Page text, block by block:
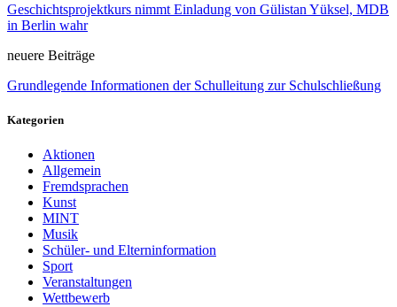
Geschichtsprojektkurs nimmt Einladung von Gülistan Yüksel, MDB
in Berlin wahr
neuere Beiträge
Grundlegende Informationen der Schulleitung zur Schulschließung
Kategorien
Aktionen
Allgemein
Fremdsprachen
Kunst
MINT
Musik
Schüler- und Elterninformation
Sport
Veranstaltungen
Wettbewerb